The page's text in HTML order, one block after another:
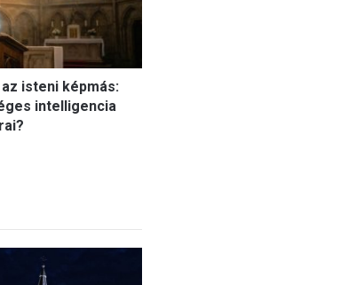
isteni képmás:
intelligencia